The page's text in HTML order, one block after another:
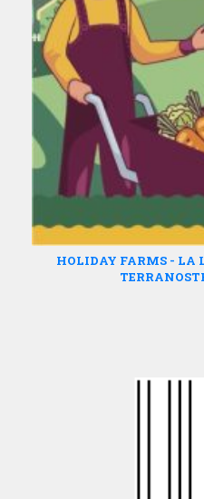
HOLIDAY FARMS - LA